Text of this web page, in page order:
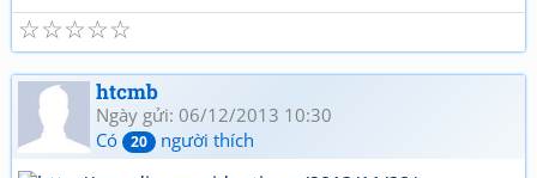
☆
☆
☆
☆
☆
htcmb
Ngày gửi: 06/12/2013 10:30
Có
20 người thích